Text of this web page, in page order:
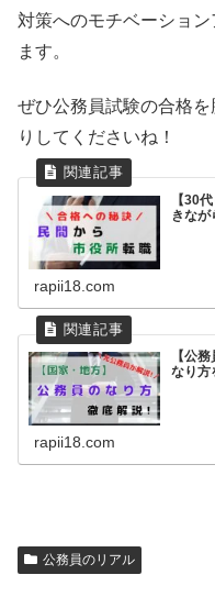
対策へのモチベーショ
ます。
ぜひ公務員試験の合格
りしてくださいね！
【30
きなが
rapii18.com
【公
なり方
rapii18.com
公務員のリアル